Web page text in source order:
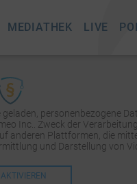
MEDIATHEK LIVE
personenbezogene
Inc.. Zweck der
anderen Plattformen, die
und Darstellung von